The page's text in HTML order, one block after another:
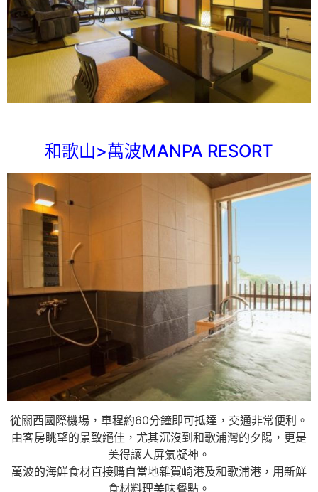
和歌山>萬波MANPA RESORT
從關西國際機場，車程約60分鐘即可抵達，交通非常便利。
由客房眺望的景致絕佳，尤其沉沒到和歌浦灣的夕陽，更是
美得讓人屏氣凝神。
萬波的海鮮食材直接購自當地雜賀崎港及和歌浦港，用新鮮
食材料理美味餐點。